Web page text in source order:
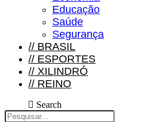
Educação
Saúde
Segurança
// BRASIL
// ESPORTES
// XILINDRÓ
// REINO
Search